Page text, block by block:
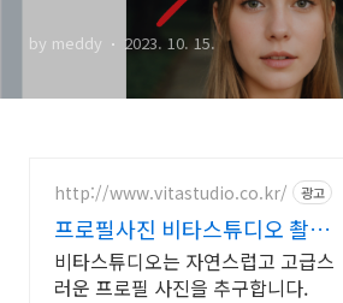
by meddy 2023. 10. 15.
http://www.vitastudio.co.kr/ 광고
프로필사진 비타스튜디오 촬영
당일 1:1 사진수정
비타스튜디오는 자연스럽고 고급스
러운 프로필 사진을 추구합니다.